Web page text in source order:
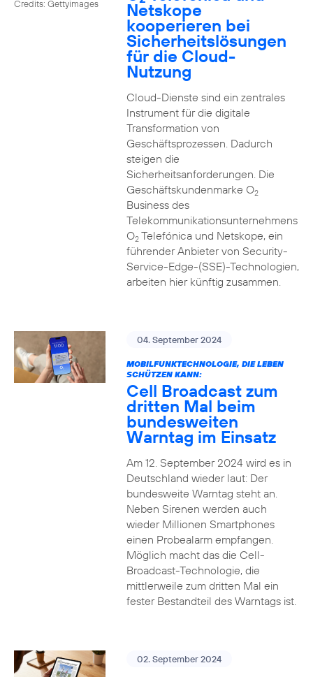
Credits: Gettyimages Netskope
kooperieren bei
Sicherheitslösungen
für die Cloud-
Nutzung
Cloud-Dienste sind ein zentrales
Instrument für die digitale
Transformation von
Geschäftsprozessen. Dadurch
steigen die
Sicherheitsanforderungen. Die
Geschäftskundenmarke O2
Business des
Telekommunikationsunternehmens
O2Telefónica und Netskope, ein
führender Anbieter von Security-
Service-Edge-(SSE)-Technologien,
arbeiten hier künftig zusammen.
04. September 2024
MOBILFUNKTECHNOLOGIE, DIE LEBEN
SCHÜTZEN KANN:
Cell Broadcast zum
dritten Mal beim
bundesweiten
Warntag im Einsatz
Am 12. September 2024 wird es in
Deutschland wieder laut: Der
bundesweite Warntag steht an.
Neben Sirenen werden auch
wieder Millionen Smartphones
einen Probealarm empfangen.
Möglich macht das die Cell-
Broadcast-Technologie, die
mittlerweile zum dritten Mal ein
fester Bestandteil des Warntags ist.
02. September 2024